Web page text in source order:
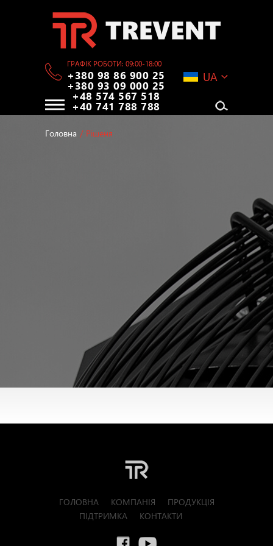
ГРАФІК РОБОТИ: 09:00-18:00
+380 98 86 900 25
+380 93 09 000 25
+48 574 567 518
+40 741 788 788
UA
Головна / Рішеня
ГОЛОВНА КОМПАНІЯ
ПРОДУКЦІЯ
ПІДТРИМКА
КОНТАКТИ